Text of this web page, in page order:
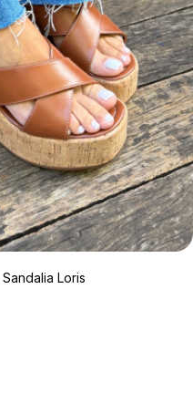
Sandalia Loris